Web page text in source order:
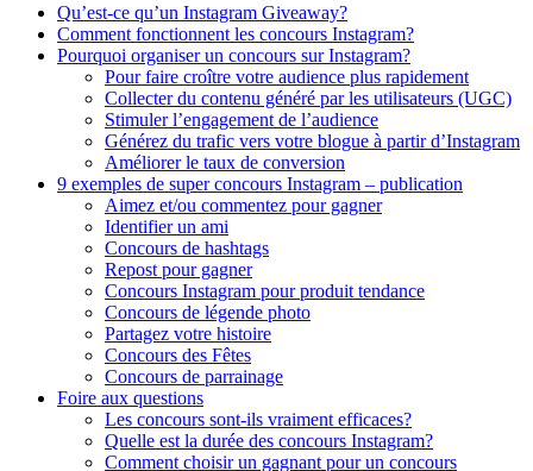
Qu’est-ce qu’un Instagram Giveaway?
Comment fonctionnent les concours Instagram?
Pourquoi organiser un concours sur Instagram?
Pour faire croître votre audience plus rapidement
Collecter du contenu généré par les utilisateurs (UGC)
Stimuler l’engagement de l’audience
Générez du trafic vers votre blogue à partir d’Instagram
Améliorer le taux de conversion
9 exemples de super concours Instagram – publication
Aimez et/ou commentez pour gagner
Identifier un ami
Concours de hashtags
Repost pour gagner
Concours Instagram pour produit tendance
Concours de légende photo
Partagez votre histoire
Concours des Fêtes
Concours de parrainage
Foire aux questions
Les concours sont-ils vraiment efficaces?
Quelle est la durée des concours Instagram?
Comment choisir un gagnant pour un concours